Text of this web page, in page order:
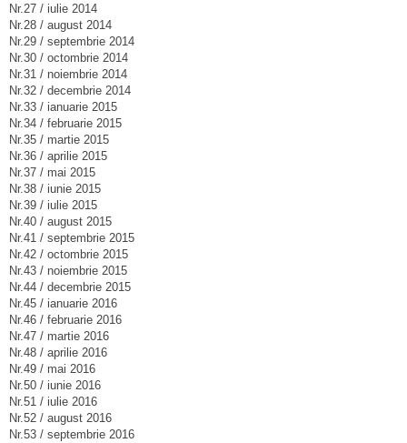
Nr.27 / iulie 2014
Nr.28 / august 2014
Nr.29 / septembrie 2014
Nr.30 / octombrie 2014
Nr.31 / noiembrie 2014
Nr.32 / decembrie 2014
Nr.33 / ianuarie 2015
Nr.34 / februarie 2015
Nr.35 / martie 2015
Nr.36 / aprilie 2015
Nr.37 / mai 2015
Nr.38 / iunie 2015
Nr.39 / iulie 2015
Nr.40 / august 2015
Nr.41 / septembrie 2015
Nr.42 / octombrie 2015
Nr.43 / noiembrie 2015
Nr.44 / decembrie 2015
Nr.45 / ianuarie 2016
Nr.46 / februarie 2016
Nr.47 / martie 2016
Nr.48 / aprilie 2016
Nr.49 / mai 2016
Nr.50 / iunie 2016
Nr.51 / iulie 2016
Nr.52 / august 2016
Nr.53 / septembrie 2016